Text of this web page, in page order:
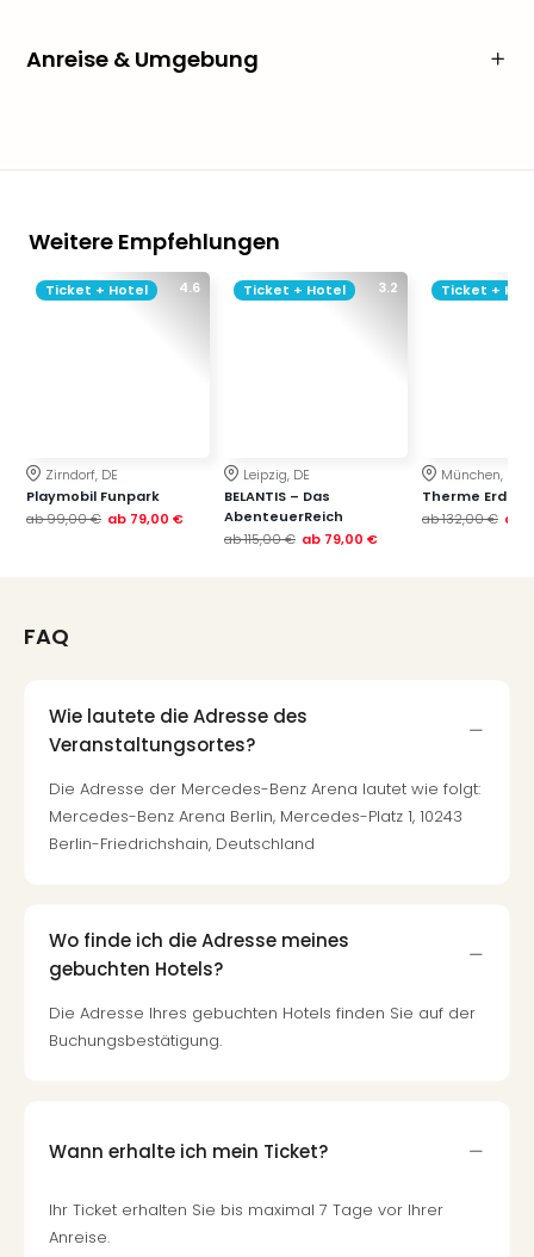
Anreise & Umgebung
Weitere Empfehlungen
4.6
Ticket + Hotel
Zirndorf, DE
Playmobil Funpark
ab99,00 € ab 79,00 €
3.2
Ticket + Hotel
Leipzig, DE
BELANTIS – Das
AbenteuerReich
ab115,00 € ab 79,00 €
Ticket +
München, DE
Therme Erding
ab132,00 € ab
FAQ
Wie lautete die Adresse des
Veranstaltungsortes?
Die Adresse der Mercedes-Benz Arena lautet wie folgt:
Mercedes-Benz Arena Berlin, Mercedes-Platz 1, 10243
Berlin-Friedrichshain, Deutschland
Wo finde ich die Adresse meines
gebuchten Hotels?
Die Adresse Ihres gebuchten Hotels finden Sie auf der
Buchungsbestätigung.
Wann erhalte ich mein Ticket?
Ihr Ticket erhalten Sie bis maximal 7 Tage vor Ihrer
Anreise.